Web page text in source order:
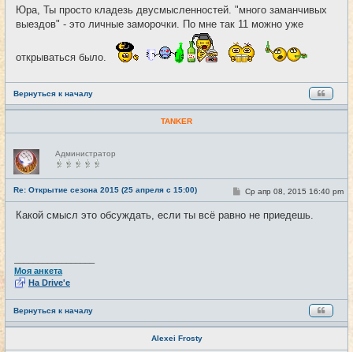
б
щ
н
и
е
Юра, Ты просто кладезь двусмысленностей. "много заманчивых
выездов" - это личные заморочки. По мне так 11 можно уже
открываться было.
Вернуться к началу
TANKER
Н
е
в
с
е
т
и
Администратор
Re: Открытие сезона 2015 (25 апреля с 15:00) #29
С
о
б
Ср апр 08, 2015 16:40 pm
Какой смысл это обсуждать, если ты всё равно не приедешь.
Моя анкета
На Drive'e
Вернуться к началу
Alexei Frosty